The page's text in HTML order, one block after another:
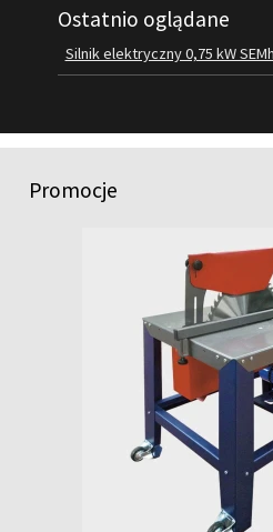
Ostatnio oglądane
Silnik elektryczny 0,75 kW
Promocje